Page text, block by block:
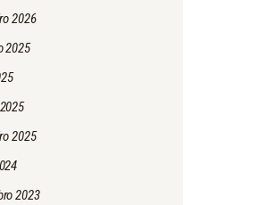
2026
2025
2025
2025
2023